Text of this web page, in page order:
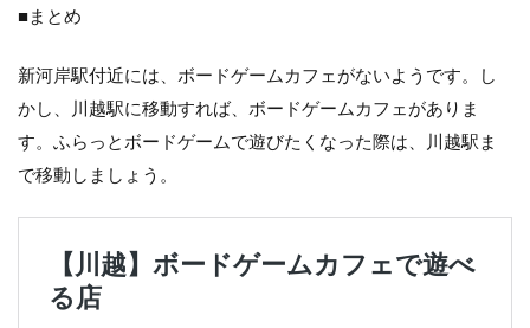
■まとめ
新河岸駅付近には、ボードゲームカフェがないようです。し
かし、川越駅に移動すれば、ボードゲームカフェがありま
す。ふらっとボードゲームで遊びたくなった際は、川越駅ま
で移動しましょう。